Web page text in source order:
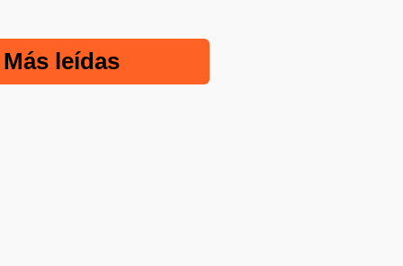
Más leídas